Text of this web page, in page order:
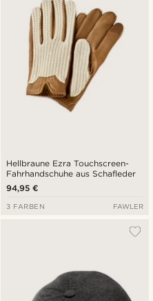
Hellbraune Ezra Touchscreen-
Fahrhandschuhe aus Schafleder
94,95 €
3 FARBEN FAWLER